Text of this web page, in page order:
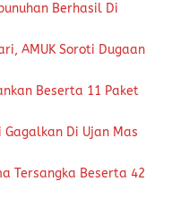
Berhasil Di
AMUK Soroti Dugaan
Beserta 11 Paket
Di Ujan Mas
Tersangka Beserta 42